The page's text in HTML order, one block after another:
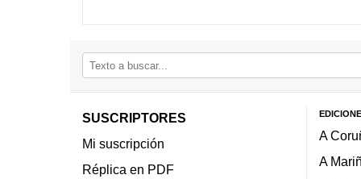
SUSCRIPTORES
Mi suscripción
Réplica en PDF
A
A